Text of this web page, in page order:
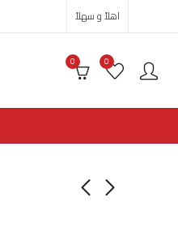
اهلاً و سهلاً
0
0